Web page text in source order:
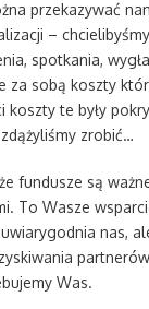
przekazywać
–
spotkania,
za sobą koszty
koszty te były
zrobić…
fundusze są
To Wasze
nas,
Was.